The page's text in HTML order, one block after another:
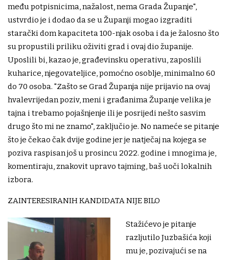
među potpisnicima, nažalost, nema Grada Županje",
ustvrdio je i dodao da se u Županji mogao izgraditi
starački dom kapaciteta 100-njak osoba i da je žalosno što
su propustili priliku oživiti grad i ovaj dio županije.
Uposlili bi, kazao je, građevinsku operativu, zaposlili
kuharice, njegovateljice, pomoćno osoblje, minimalno 60
do 70 osoba. "Zašto se Grad Županja nije prijavio na ovaj
hvalevrijedan poziv, meni i građanima Županje velika je
tajna i trebamo pojašnjenje ili je posrijedi nešto sasvim
drugo što mi ne znamo", zaključio je. No nameće se pitanje
što je čekao čak dvije godine jer je natječaj na kojega se
poziva raspisan još u prosincu 2022. godine i mnogima je,
komentiraju, znakovit upravo tajming, baš uoči lokalnih
izbora.
ZAINTERESIRANIH KANDIDATA NIJE BILO
Stažićevo je pitanje
razljutilo Juzbašića koji
mu je, pozivajući se na